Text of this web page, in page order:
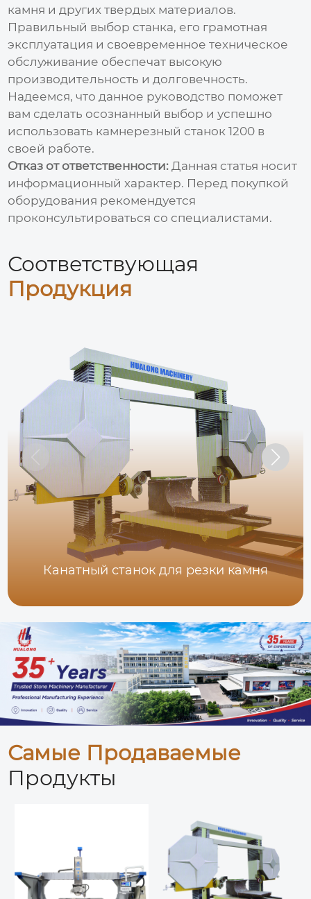
камня и других твердых материалов.
Правильный выбор станка, его грамотная
эксплуатация и своевременное техническое
обслуживание обеспечат высокую
производительность и долговечность.
Надеемся, что данное руководство поможет
вам сделать осознанный выбор и успешно
использовать камнерезный станок 1200 в
своей работе.
Отказ от ответственности: Данная статья носит
информационный характер. Перед покупкой
оборудования рекомендуется
проконсультироваться со специалистами.
Соответствующая
Продукция
Канатный станок для резки камня
Самые Продаваемые
Продукты